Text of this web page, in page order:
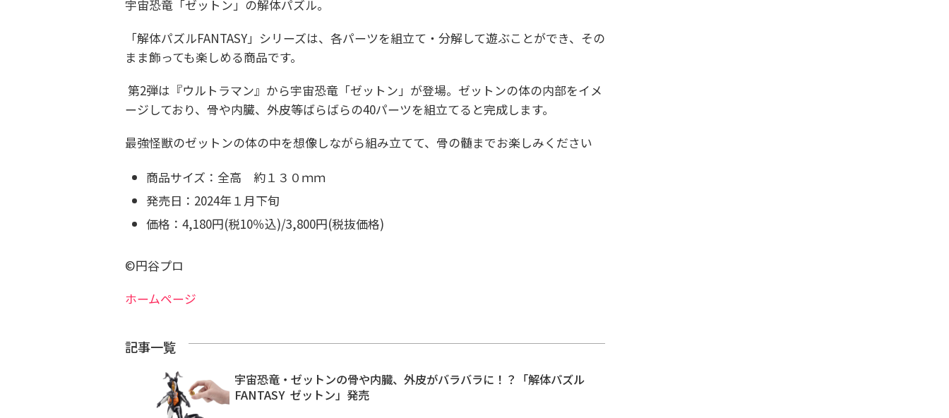
宇宙恐竜「ゼットン」の解体パズル。
「解体パズルFANTASY」シリーズは、各パーツを組立て・分解して遊ぶことができ、その
まま飾っても楽しめる商品です。
第2弾は『ウルトラマン』から宇宙恐竜「ゼットン」が登場。ゼットンの体の内部をイメ
ージしており、骨や内臓、外皮等ばらばらの40パーツを組立てると完成します。
最強怪獣のゼットンの体の中を想像しながら組み立てて、骨の髄までお楽しみください
商品サイズ：全高 約１３０ｍｍ
発売日：2024年１月下旬
価格：4,180円(税10％込)/3,800円(税抜価格)
©円谷プロ
ホームページ
記事一覧
宇宙恐竜・ゼットンの骨や内臓、外皮がバラバラに！？「解体パズル
FANTASY ゼットン」発売